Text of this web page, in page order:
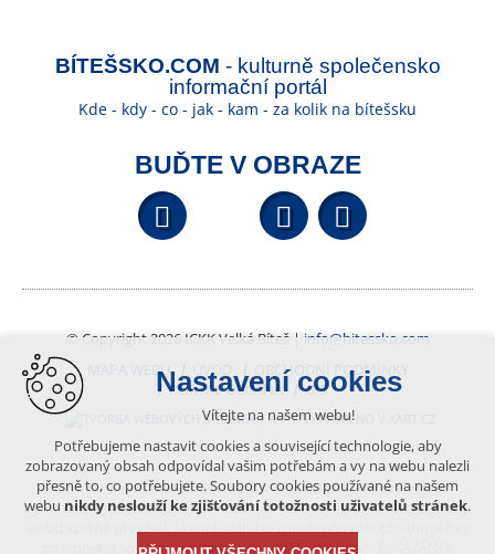
BÍTEŠSKO.COM - kulturně společensko
informační portál
Kde - kdy - co - jak - kam - za kolik na bítešsku
BUĎTE V OBRAZE
Facebook YouTube
© Copyright 2026 ICKK Velká Bíteš | info@bitessko.com
MAPA WEBU
ÚVOD
OBCHODNÍ PODMÍNKY
PORTÁL OBČANA
GIS
VYTVOŘENO V XART.CZ
Obsah tohoto portálu je chráněn autorským právem, které
vykonává vydavatel. Jakékoliv užití článků a fotografií z této podoby
písemného souhlasu vydavatele – BÍTEŠSKO.COM -ZAKÁZÁNO.
Nastavení cookies
Vítejte na našem webu!
Potřebujeme nastavit cookies a související technologie, aby
zobrazovaný obsah odpovídal vašim potřebám a vy na webu nalezli
přesně to, co potřebujete. Soubory cookies používané na našem
webu nikdy neslouží ke zjišťování totožnosti uživatelů stránek.